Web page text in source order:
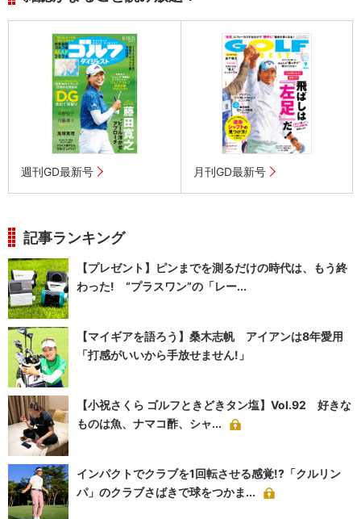
週刊GD最新号 月刊GD最新号
記事ランキング
【プレゼント】ピンまでを測るだけの時代は、もう終
わった! “プラスワン”の「レー...
【マイギアを語ろう】桑木志帆 アイアンは8年愛用
「打感がいいから手放せません!」
【小祝さくら ゴルフときどきタン塩】Vol.92 好きな
ものは魚、ナマコ酢、シャ...
インパクトでクラブを1回転させる感覚!?「クルリン
パ」のクラブさばきで球をつかま...